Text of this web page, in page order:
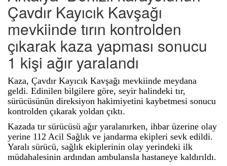
Çavdır Kayıcık Kavşağı
mevkiinde tırın kontrolden
çıkarak kaza yapması sonucu
1 kişi ağır yaralandı
Kaza, Çavdır Kayıcık Kavşağı mevkiinde meydana
geldi. Edinilen bilgilere göre, seyir halindeki tır,
sürücüsünün direksiyon hakimiyetini kaybetmesi sonucu
kontrolden çıkarak yoldan çıktı.
Kazada tır sürücüsü ağır yaralanırken, ihbar üzerine olay
yerine 112 Acil Sağlık ve jandarma ekipleri sevk edildi.
Yaralı sürücü, sağlık ekiplerinin olay yerindeki ilk
müdahalesinin ardından ambulansla hastaneye kaldırıldı.